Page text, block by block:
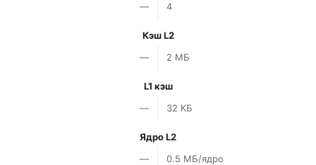
—
4
Кэш L2
—
2 МБ
L1 кэш
—
32 КБ
Ядро L2
—
0.5 МБ/ядро